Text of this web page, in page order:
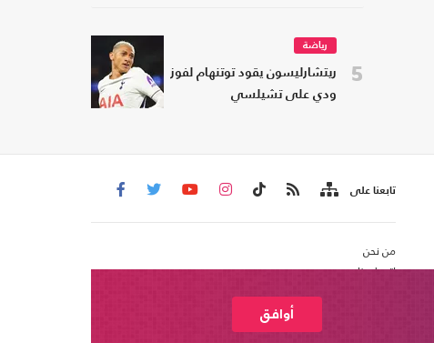
5
رياضة
ريتشارليسون يقود توتنهام لفوز
ودي على تشيلسي
تابعنا على
من نحن
اتصل بنا
أوافق